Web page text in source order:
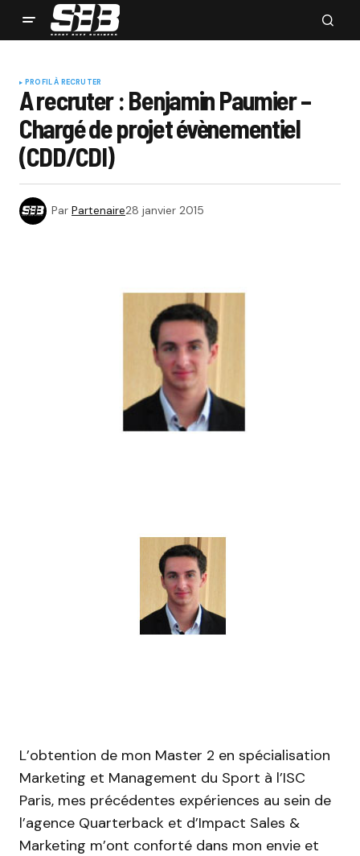
PROFIL À RECRUTER
A recruter : Benjamin Paumier –
Chargé de projet évènementiel
(CDD/CDI)
Par Partenaire28 janvier 2015
L’obtention de mon Master 2 en spécialisation
Marketing et Management du Sport à l’ISC
Paris, mes précédentes expériences au sein de
l’agence Quarterback et d’Impact Sales &
Marketing m’ont conforté dans mon envie et